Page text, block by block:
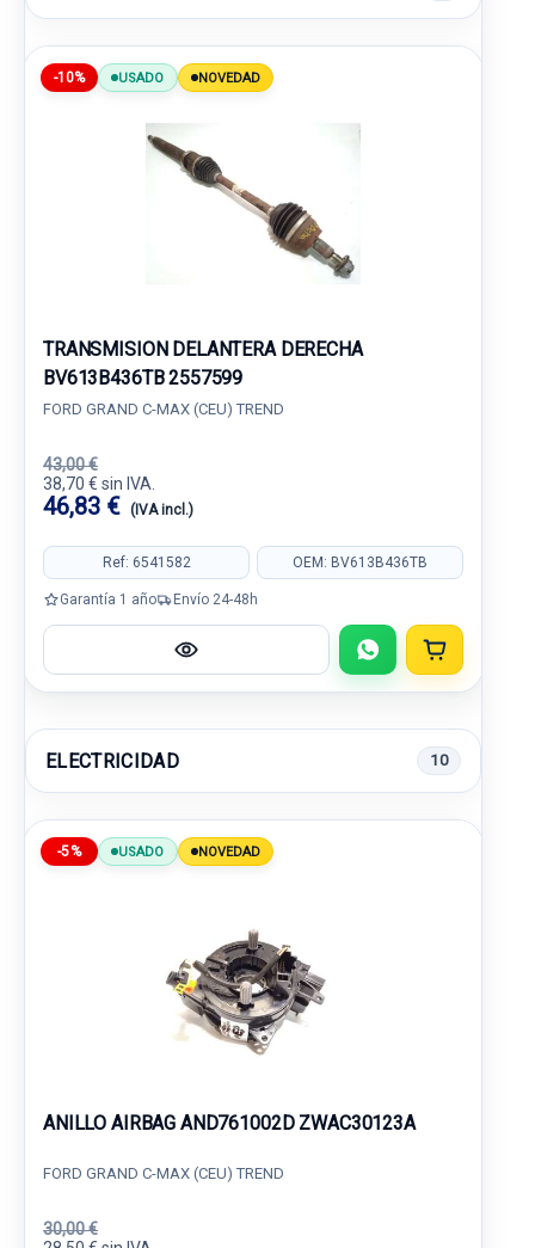
-10% USADO NOVEDAD
TRANSMISION DELANTERA DERECHA
BV613B436TB 2557599
FORD GRAND C-MAX (CEU) TREND
43,00 €
38,70 € sin IVA.
46,83 € (IVA incl.)
Ref: 6541582 OEM: BV613B436TB
Garantía 1 año Envío 24-48h
ELECTRICIDAD 10
-5% USADO NOVEDAD
ANILLO AIRBAG AND761002D ZWAC30123A
FORD GRAND C-MAX (CEU) TREND
30,00 €